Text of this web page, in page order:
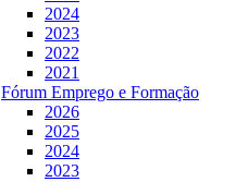
2024
2023
2022
2021
Fórum Emprego e Formação
2026
2025
2024
2023